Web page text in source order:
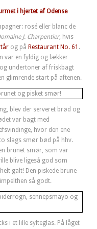
i hjertet af Odense
rosé eller blanc de
J. Charpentier, hvis
og på Restaurant No. 61 .
var en fyldig og lækker
undertoner af friskbagt
glimrende start på aftenen.
blev der serveret brød og
var bagt med
hvor den ene
slags smør bød på hhv.
brunet smør, som var
blive ligeså god som
galt! Den piskede brune
så godt.
i et lille sylteglas. På låget